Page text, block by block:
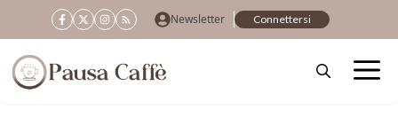
al
contenuto
Newsletter Connettersi